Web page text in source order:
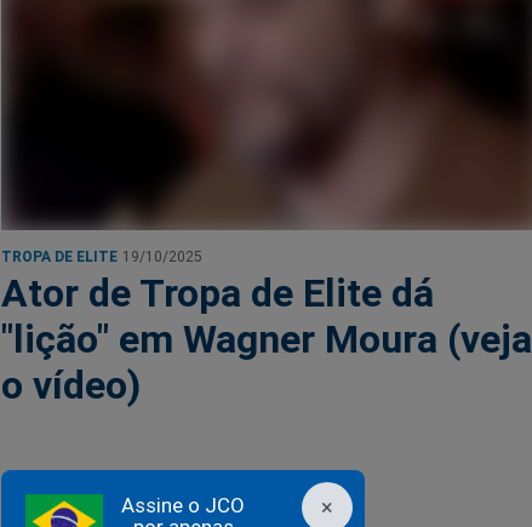
×
Assine o JCO
TROPA DE ELITE 19/10/2025
Ator de Tropa de Elite dá
"lição" em Wagner Moura (veja
o vídeo)